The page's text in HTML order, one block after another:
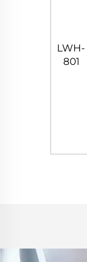
LWH-
801